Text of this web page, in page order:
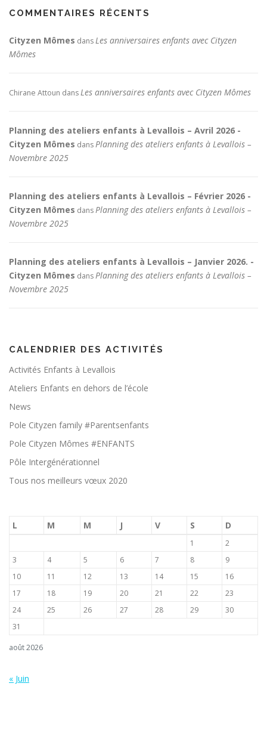
COMMENTAIRES RÉCENTS
Cityzen Mômes dansLes anniversaires enfants avec Cityzen
Mômes
Chirane Attoun dansLes anniversaires enfants avec Cityzen Mômes
Planning des ateliers enfants à Levallois – Avril 2026 -
Cityzen Mômes dansPlanning des ateliers enfants à Levallois –
Novembre 2025
Planning des ateliers enfants à Levallois – Février 2026 -
Cityzen Mômes dansPlanning des ateliers enfants à Levallois –
Novembre 2025
Planning des ateliers enfants à Levallois – Janvier 2026. -
Cityzen Mômes dansPlanning des ateliers enfants à Levallois –
Novembre 2025
CALENDRIER DES ACTIVITÉS
Activités Enfants à Levallois
Ateliers Enfants en dehors de l’école
News
Pole Cityzen family #Parentsenfants
Pole Cityzen Mômes #ENFANTS
Pôle Intergénérationnel
Tous nos meilleurs vœux 2020
août 2026
L M M J V S D
1
2
3
4 5 6 7 8
9
10
11 12 13 14 15
16
17
18 19 20 21 22
23
24
25 26 27 28 29
30
31
« Juin